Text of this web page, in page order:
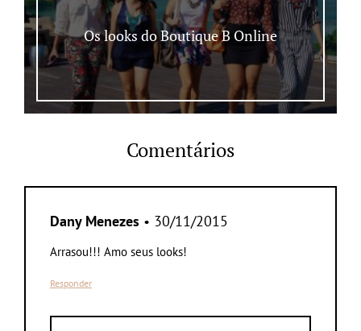
Os looks do Boutique B Online
Comentários
Dany Menezes • 30/11/2015
Arrasou!!! Amo seus looks!
Responder